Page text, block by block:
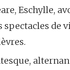
Eschylle,
spectacles de